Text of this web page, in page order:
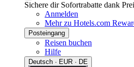
Sichere dir Sofortrabatte dank
Anmelden
Mehr zu Hotels.com
Posteingang
Reisen buchen
Hilfe
Deutsch · EUR · DE